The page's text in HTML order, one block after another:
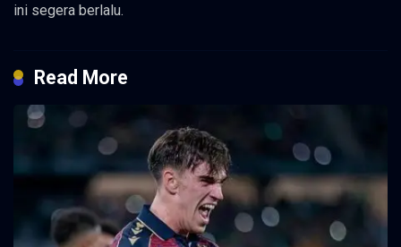
ini segera berlalu.
Read More